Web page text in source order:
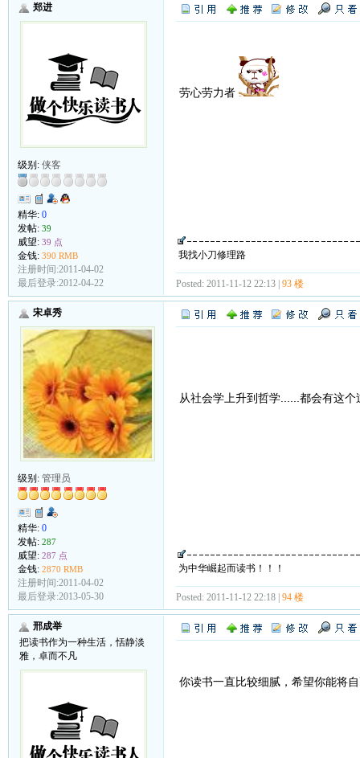
郑进
级别: 侠客
精华: 0
发帖: 39
威望: 39 点
金钱: 390 RMB
注册时间:2011-04-02
最后登录:2012-04-22
劳心劳力者
我找小刀修理路
Posted: 2011-11-12 22:13 | 93 楼
宋卓秀
级别: 管理员
精华: 0
发帖: 287
威望: 287 点
金钱: 2870 RMB
注册时间:2011-04-02
最后登录:2013-05-30
从社会学上升到哲学......都会有这
为中华崛起而读书！！！
Posted: 2011-11-12 22:18 | 94 楼
邢成举
把读书作为一种生活，恬静淡
雅，卓而不凡
你读书一直比较细腻，希望你能将